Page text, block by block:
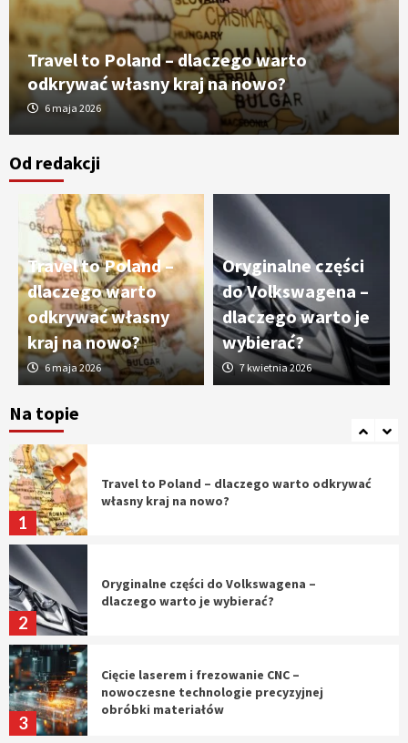
Travel to Poland – dlaczego warto
odkrywać własny kraj na nowo?
6 maja 2026
Od redakcji
Travel to Poland –
dlaczego warto
odkrywać własny
kraj na nowo?
6 maja 2026
Oryginalne części
do Volkswagena –
dlaczego warto je
wybierać?
7 kwietnia 2026
Na topie
3
nowoczesne technologie precyzyjnej
obróbki materiałów
4
Czy sztuczna inteligencja wyprze pracę
geodety w przyszłości?
5
Tworzenie aplikacji internetowych – jak
1
Travel to Poland – dlaczego warto odkrywać
własny kraj na nowo?
2
Oryginalne części do Volkswagena –
dlaczego warto je wybierać?
3
Cięcie laserem i frezowanie CNC –
nowoczesne technologie precyzyjnej
obróbki materiałów